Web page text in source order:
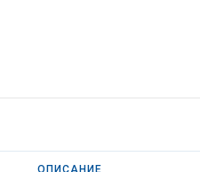
ОПИСАНИЕ